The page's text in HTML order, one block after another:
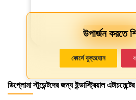
VIEW DETAILS
ডিপ্লোমা স্টুডেন্টদের জন্য ইন্ডাস্ট্রিয়াল
উপার্জন করতে
কোর্সে যুক্তহোন